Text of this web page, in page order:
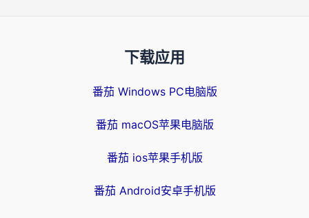
下载应用
番茄 Windows PC电脑版
番茄 macOS苹果电脑版
番茄 ios苹果手机版
番茄 Android安卓手机版